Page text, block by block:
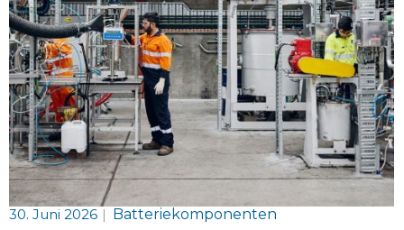
30. Juni 2026 | Batteriekomponenten